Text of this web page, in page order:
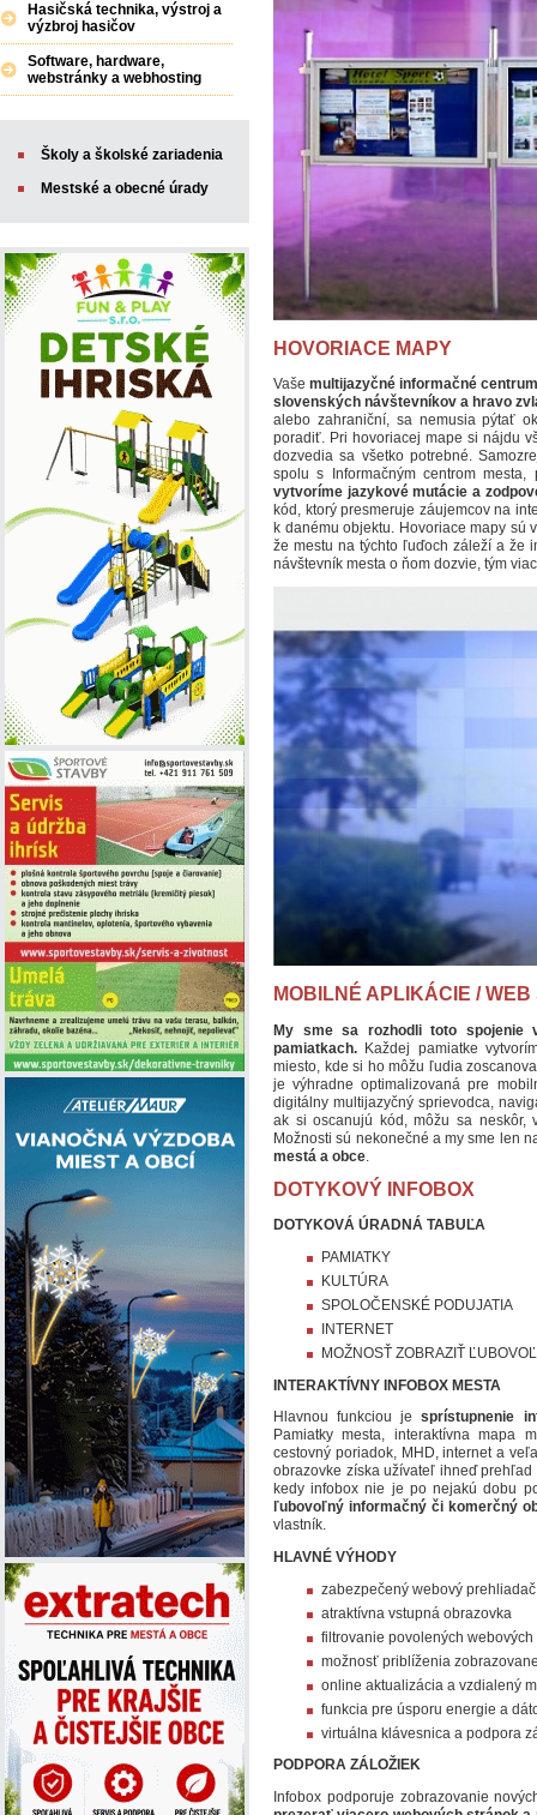
HOVORIACE MAPY
Vašemultijazyčné informačné
slovenských návštevníkov a hravo
alebo zahraniční, sa nemusia pýtať
poradiť. Pri hovoriacej mape si nájdu
dozvedia sa všetko potrebné.
spolu s Informačným centrom
vytvoríme jazykové mutácie a
kód, ktorý presmeruje záujemcov na
k danému objektu. Hovoriace mapy sú
že mestu na týchto ľuďoch záleží a že
návštevník mesta o ňom dozvie, tým
MOBILNÉ APLIKÁCIE /
My sme sa rozhodli toto spojenie
pamiatkach. Každej pamiatke
miesto, kde si ho môžu ľudia
je výhradne optimalizovaná pre
digitálny multijazyčný sprievodca,
ak si oscanujú kód, môžu sa neskôr,
Možnosti sú nekonečné a my sme len
mestá a obce
DOTYKOVÝ INFOBOX
DOTYKOVÁ ÚRADNÁ TABUĽA
PAMIATKY
KULTÚRA
SPOLOČENSKÉ PODUJATIA
INTERNET
MOŽNOSŤ ZOBRAZIŤ
INTERAKTÍVNY INFOBOX MESTA
Hlavnou funkciou jesprístupnenie
Pamiatky mesta, interaktívna mapa
cestovný poriadok, MHD, internet a
obrazovke získa užívateľ ihneď
kedy infobox nie je po nejakú dobu
ľubovoľný informačný či komerčný
vlastník.
HLAVNÉ VÝHODY
zabezpečený webový prehliadač
atraktívna vstupná obrazovka
filtrovanie povolených
možnosť priblíženia
online aktualizácia a vzdialený
funkcia pre úsporu energie a
virtuálna klávesnica a podpora
PODPORA ZÁLOŽIEK
Infobox podporuje zobrazovanie
Hasičská technika, výstroj a
výzbroj hasičov
Software, hardware,
webstránky a webhosting
Školy a školské zariadenia
Mestské a obecné úrady